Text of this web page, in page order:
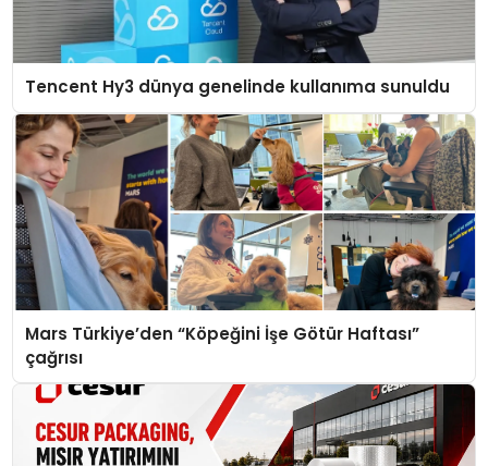
Tencent Hy3 dünya genelinde kullanıma sunuldu
Mars Türkiye’den “Köpeğini İşe Götür Haftası”
çağrısı